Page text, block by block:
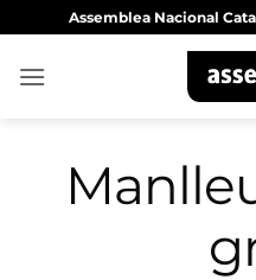
content
Assemblea Nacional